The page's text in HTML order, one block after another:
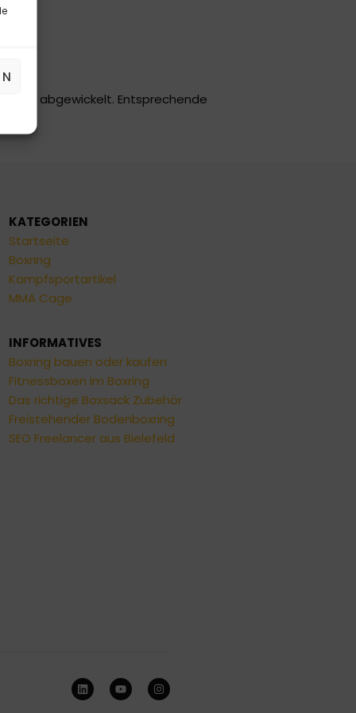
abgewickelt. Entsprechende
KATEGORIEN
Startseite
Boxring
Kampfsportartikel
MMA Cage
INFORMATIVES
Boxring bauen oder kaufen
Fitnessboxen im Boxring
Das richtige Boxsack Zubehör
Freistehender Bodenboxring
SEO Freelancer aus Bielefeld